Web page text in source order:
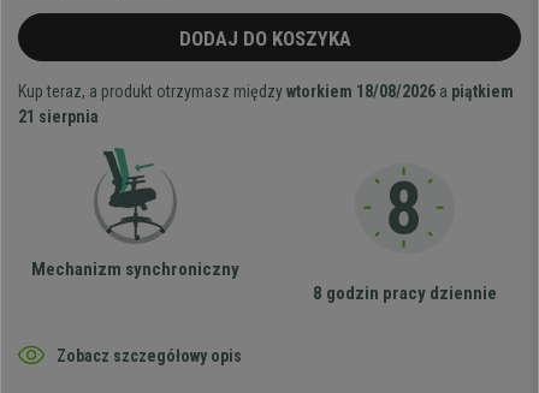
DODAJ DO KOSZYKA
Kup teraz, a produkt otrzymasz międzywtorkiem 18/08/2026 a piątkiem
21 sierpnia
Mechanizm synchroniczny
8 godzin pracy dziennie
Zobacz szczegółowy opis